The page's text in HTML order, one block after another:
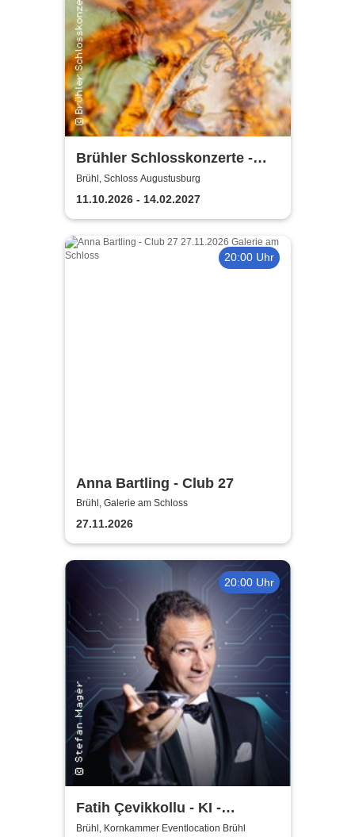
Brühler Schlosskonzerte -
Bach um vier 2026/27
Brühl, Schloss Augustusburg
11.10.2026 - 14.02.2027
20:00 Uhr
Anna Bartling - Club 27
Brühl, Galerie am Schloss
27.11.2026
20:00 Uhr
Fatih Çevikkollu - KI -
Kritische Intelligenz
Brühl, Kornkammer Eventlocation Brühl